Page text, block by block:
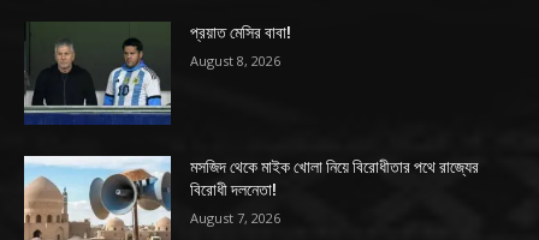
প্রয়াত মেসির বাবা!
August 8, 2026
মসজিদ থেকে মাইক খোলা নিয়ে বিরোধীতার পথে রাজ্যের
বিরোধী দলনেতা!
August 7, 2026